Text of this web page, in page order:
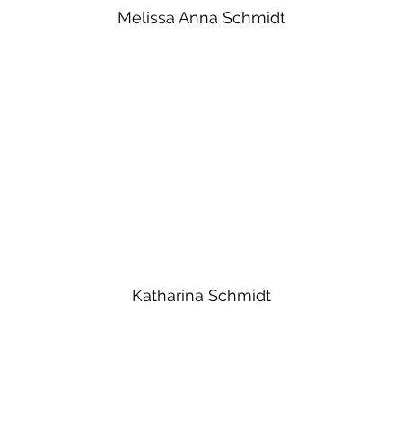
Melissa Anna Schmidt
Katharina Schmidt